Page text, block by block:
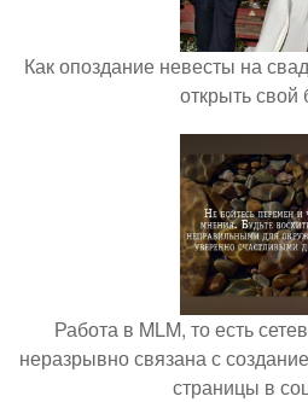
Как опоздание невесты на
открыть свой
Работа в MLM, то есть
неразрывно связана с
страницы в